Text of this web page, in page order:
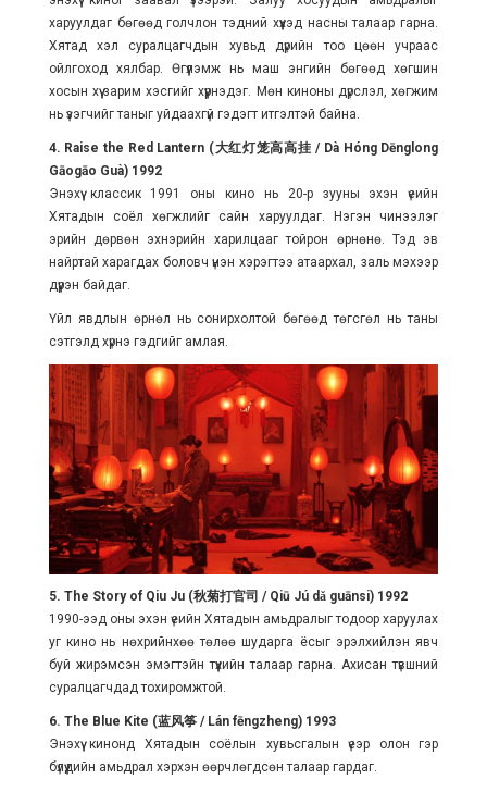
харуулдаг бөгөөд голчлон тэдний хүүхэд насны талаар гарна.
Хятад хэл суралцагчдын хувьд дүрийн тоо цөөн учраас
ойлгоход хялбар. Өгүүлэмж нь маш энгийн бөгөөд хөгшин
хосын хүү зарим хэсгийг хүүрнэдэг. Мөн киноны дүрслэл, хөгжим
нь үзэгчийг таныг уйдаахгүй гэдэгт итгэлтэй байна.
4. Raise the Red Lantern (大红灯笼高高挂 / Dà Hóng Dēnglong
Gāogāo Guà) 1992
Энэхүү классик 1991 оны кино нь 20-р зууны эхэн үеийн
Хятадын соёл хөгжлийг сайн харуулдаг. Нэгэн чинээлэг
эрийн дөрвөн эхнэрийн харилцааг тойрон өрнөнө. Тэд эв
найртай харагдах боловч үнэн хэрэгтээ атаархал, заль мэхээр
дүүрэн байдаг.
Үйл явдлын өрнөл нь сонирхолтой бөгөөд төгсгөл нь таны
сэтгэлд хүрнэ гэдгийг амлая.
5. The Story of Qiu Ju (秋菊打官司 / Qiū Jú dǎ guānsi) 1992
1990-ээд оны эхэн үеийн Хятадын амьдралыг тодоор харуулах
уг кино нь нөхрийнхөө төлөө шударга ёсыг эрэлхийлэн явч
буй жирэмсэн эмэгтэйн түүхийн талаар гарна. Ахисан түвшний
суралцагчдад тохиромжтой.
6. The Blue Kite (蓝风筝 / Lán fēngzheng) 1993
Энэхүү кинонд Хятадын соёлын хувьсгалын үеэр олон гэр
бүлүүдийн амьдрал хэрхэн өөрчлөгдсөн талаар гардаг.